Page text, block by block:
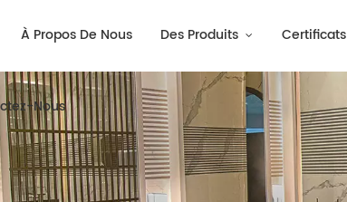
À Propos De Nous Des Produits Certificats
Nous